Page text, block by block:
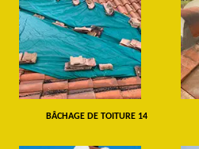
BÂCHAGE DE TOITURE 14